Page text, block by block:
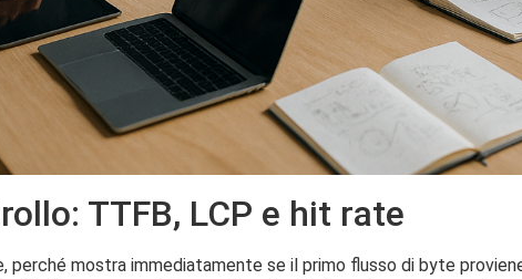
TTFB, LCP e hit rate
perché mostra immediatamente se il primo flusso di byte